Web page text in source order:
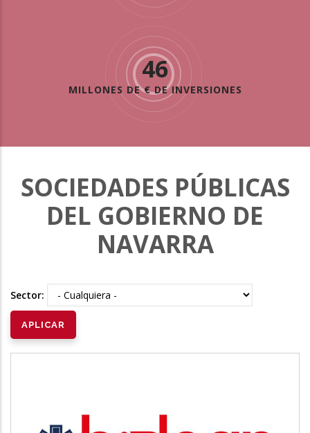
46
MILLONES DE € DE INVERSIONES
SOCIEDADES PÚBLICAS
DEL GOBIERNO DE
NAVARRA
Sector: